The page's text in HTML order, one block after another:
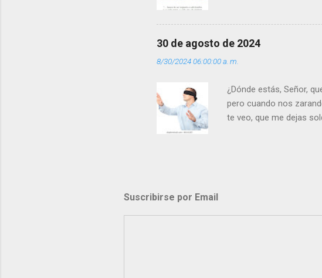
30 de agosto de 2024
8/30/2024 06:00:00 a. m.
¿Dónde estás, Señor,
pero cuando nos
te veo, que me dejas
porque lloras tus
perdón que el odio? Si
Suscribirse por Email